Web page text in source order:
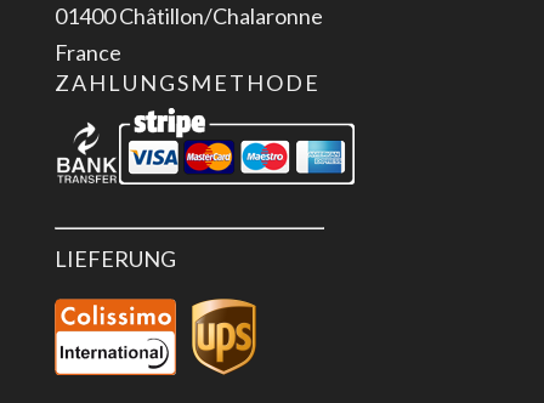
01400 Châtillon/Chalaronne
France
ZAHLUNGSMETHODE
LIEFERUNG